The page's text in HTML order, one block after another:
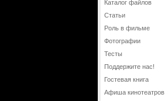
Каталог файлов
Статьи
Роль в фильме
Фотографии
Тесты
Поддержите нас!
Гостевая книга
Афиша кинотеатров